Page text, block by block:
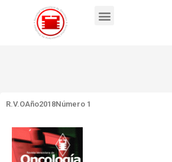
R.V.OAño2018Número 1